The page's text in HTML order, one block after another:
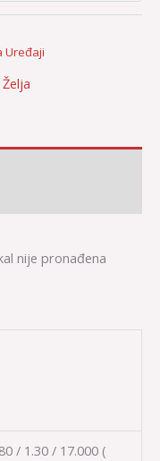
Uređaji
nije pronađena
/ 1.30 / 17.000 (